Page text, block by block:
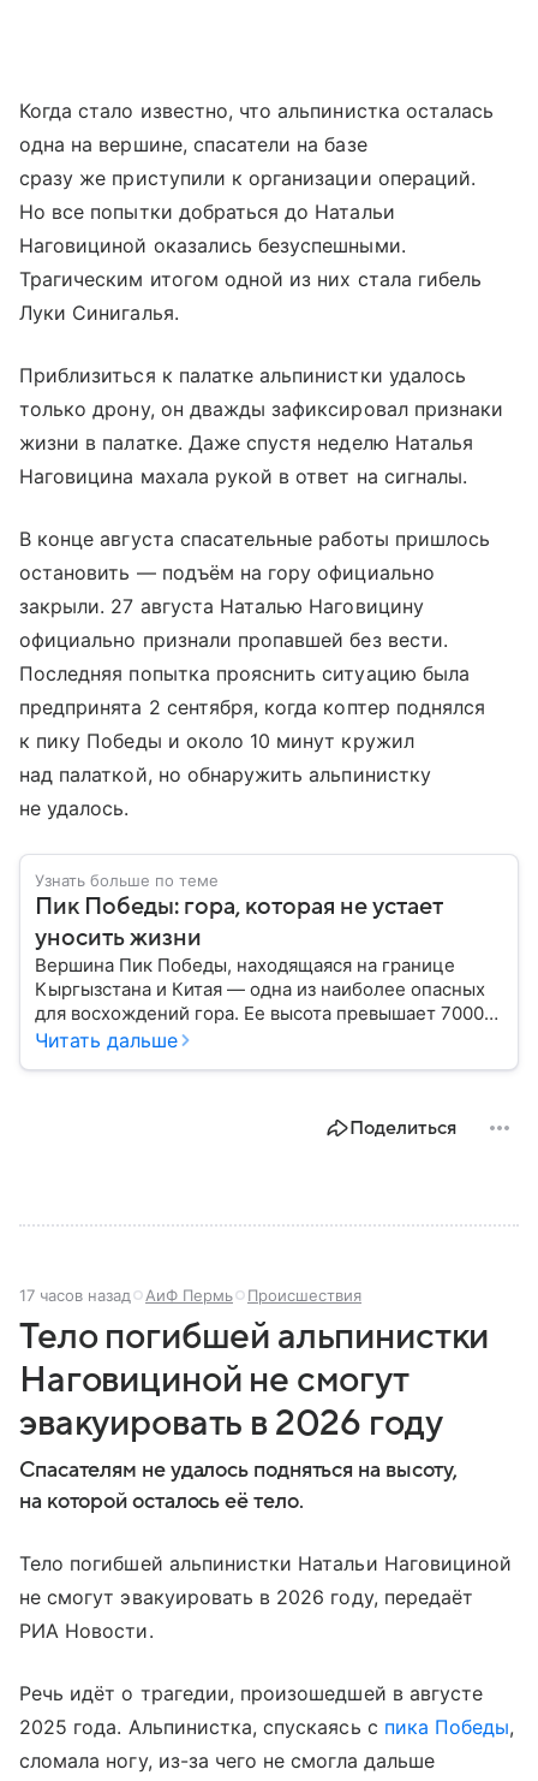
Когда стало известно, что альпинистка осталась
одна на вершине, спасатели на базе
сразу же приступили к организации операций.
Но все попытки добраться до Натальи
Наговициной оказались безуспешными.
Трагическим итогом одной из них стала гибель
Луки Синигалья.
Приблизиться к палатке альпинистки удалось
только дрону, он дважды зафиксировал признаки
жизни в палатке. Даже спустя неделю Наталья
Наговицина махала рукой в ответ на сигналы.
В конце августа спасательные работы пришлось
остановить — подъём на гору официально
закрыли. 27 августа Наталью Наговицину
официально признали пропавшей без вести.
Последняя попытка прояснить ситуацию была
предпринята 2 сентября, когда коптер поднялся
к пику Победы и около 10 минут кружил
над палаткой, но обнаружить альпинистку
не удалось.
Узнать больше по теме
Пик Победы: гора, которая не устает
уносить жизни
Вершина Пик Победы, находящаяся на границе
Кыргызстана и Китая — одна из наиболее опасных
для восхождений гора. Ее высота превышает 7000
метров, а северное расположение на стыке двух
Читать дальше
Поделиться
17 часов назад АиФ Пермь Происшествия
Тело погибшей альпинистки
Наговициной не смогут
эвакуировать в 2026 году
Спасателям не удалось подняться на высоту,
на которой осталось её тело.
Тело погибшей альпинистки Натальи Наговициной
не смогут эвакуировать в 2026 году, передаёт
РИА Новости.
Речь идёт о трагедии, произошедшей в августе
2025 года. Альпинистка, спускаясь с пика Победы,
сломала ногу, из-за чего не смогла дальше